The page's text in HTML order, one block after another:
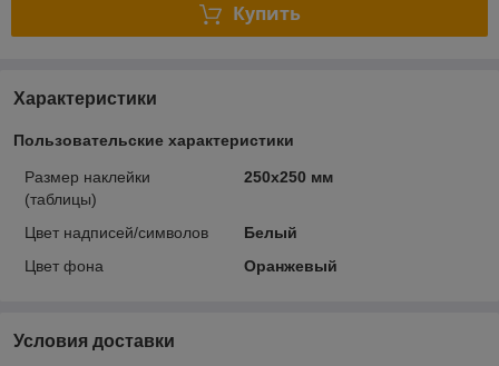
Купить
Характеристики
Пользовательские характеристики
Размер наклейки
(таблицы)
250х250 мм
Цвет надписей/символов
Белый
Цвет фона
Оранжевый
Условия доставки